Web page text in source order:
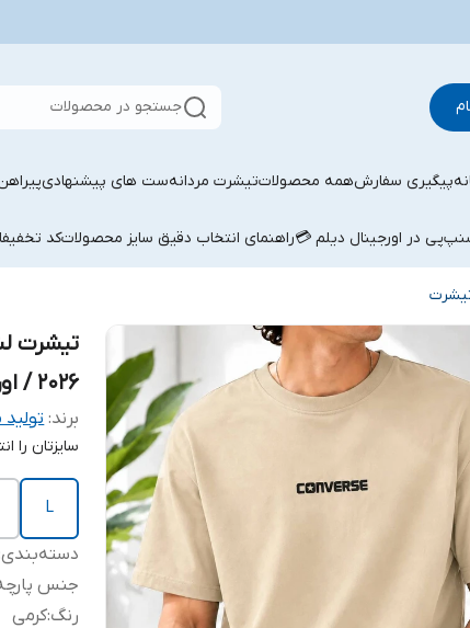
جستجو در محصولات
پیگیری سفارشهمه محصولاتتیشرت مردانهست های پیشنهادی
در اورجینال دیلم 💳راهنمای انتخاب دقیق سایز محصولاتکد
تیشرت
2026 / اورجینال دیلم
برند:
سایزتان را
L
دسته‌بندی
جنس
رنگ:کرمی